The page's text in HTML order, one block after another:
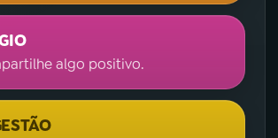
algo positivo.